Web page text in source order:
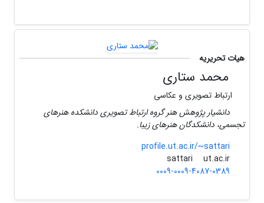
هیات تحریریه
محمد ستاری
ارتباط تصویری و عکاسی
دانشیار پژوهش هنر گروه ارتباط تصویری دانشکده هنرهای
تجسمی، دانشکدگان هنرهای زیبا.
profile.ut.ac.ir/~sattari
sattari
ut.ac.ir
0009-0009-4087-0389